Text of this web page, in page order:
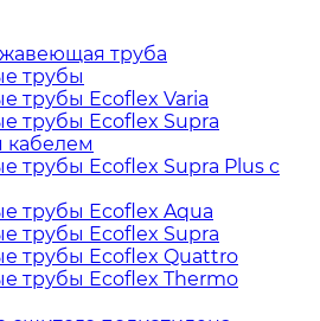
труба
трубы
трубы Ecoflex Varia
трубы Ecoflex Supra
кабелем
трубы Ecoflex Supra Plus с
трубы Ecoflex Aqua
трубы Ecoflex Supra
трубы Ecoflex Quattro
трубы Ecoflex Thermo